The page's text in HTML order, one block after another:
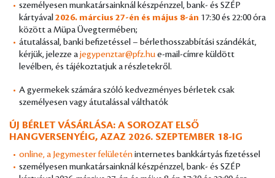
személyesen munkatársainknál készpénzzel, bank- és SZÉP
kártyával 2026. március 27-én és május 8-án 17:30 és 22:00 óra
között a Müpa Üvegtermében;
átutalással, banki befizetéssel – bérlethosszabbítási szándékát,
kérjük, jelezze ajegypenztar@pfz.hue-mail-címre küldött
levélben, és tájékoztatjuk a részletekről.
A gyermekek számára szóló kedvezményes bérletek csak
személyesen vagy átutalással válthatók
ÚJ BÉRLET VÁSÁRLÁSA: A SOROZAT ELSŐ
HANGVERSENYÉIG, AZAZ 2026. SZEPTEMBER 18-IG
online, a Jegymester felületéninternetes bankkártyás fizetéssel
személyesen munkatársainknál készpénzzel, bank- és SZÉP